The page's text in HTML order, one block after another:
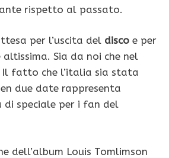
rispetto al passato.
per l’uscita del disco e per
Sia da noi che nel
Il fatto che l’italia sia stata
due date rappresenta
di speciale per i fan del
dell’album Louis Tomlimson